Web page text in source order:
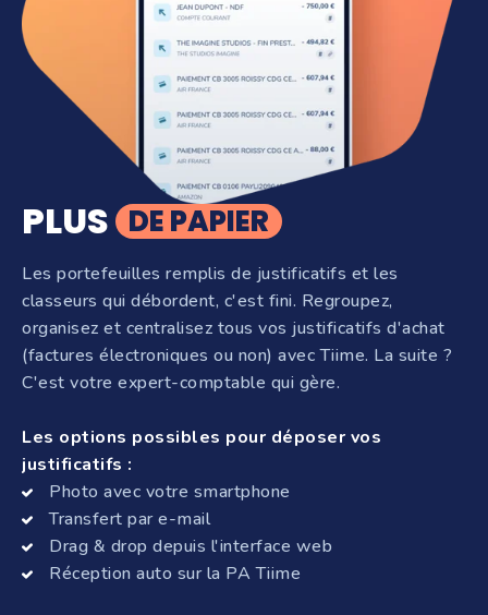
PLUS DE PAPIER
Les portefeuilles remplis de justificatifs et les
classeurs qui débordent, c'est fini. Regroupez,
organisez et centralisez tous vos justificatifs d'achat
(factures électroniques ou non) avec Tiime. La suite ?
C'est votre expert-comptable qui gère.
Les options possibles pour déposer vos
justificatifs :
Photo avec votre smartphone
Transfert par e-mail
Drag & drop depuis l'interface web
Réception auto sur la PA Tiime